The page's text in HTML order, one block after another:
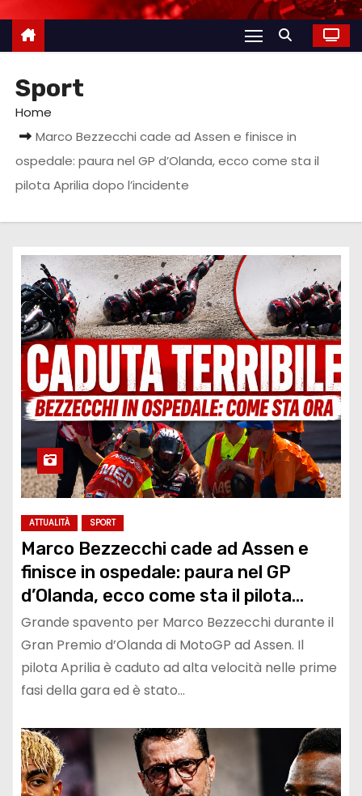
Sport
Home
Marco Bezzecchi cade ad Assen e finisce in
ospedale: paura nel GP d’Olanda, ecco come sta il
pilota Aprilia dopo l’incidente
ATTUALITÀ SPORT
Marco Bezzecchi cade ad Assen e
finisce in ospedale: paura nel GP
d’Olanda, ecco come sta il pilota
Aprilia dopo l’incidente
Grande spavento per Marco Bezzecchi durante il
Gran Premio d’Olanda di MotoGP ad Assen. Il
pilota Aprilia è caduto ad alta velocità nelle prime
fasi della gara ed è stato…